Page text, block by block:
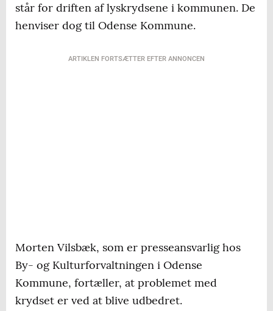
står for driften af lyskrydsene i kommunen. De
henviser dog til Odense Kommune.
ARTIKLEN FORTSÆTTER EFTER ANNONCEN
Morten Vilsbæk, som er presseansvarlig hos
By- og Kulturforvaltningen i Odense
Kommune, fortæller, at problemet med
krydset er ved at blive udbedret.